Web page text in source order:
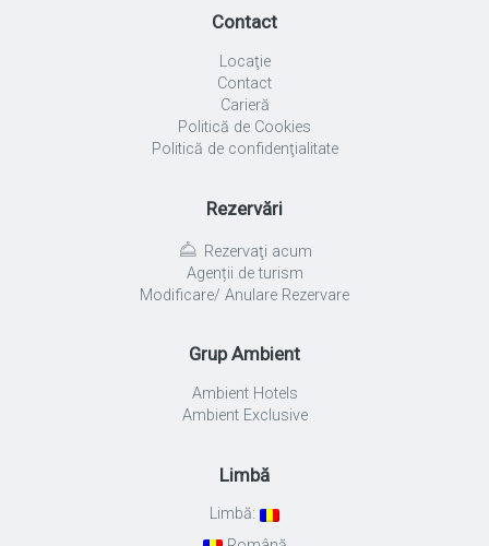
Contact
Locaţie
Contact
Carieră
Politică de Cookies
Politică de confidenţialitate
Rezervări
Rezervaţi acum
Agenții de turism
Modificare/ Anulare Rezervare
Grup Ambient
Ambient Hotels
Ambient Exclusive
Limbă
Limbă: